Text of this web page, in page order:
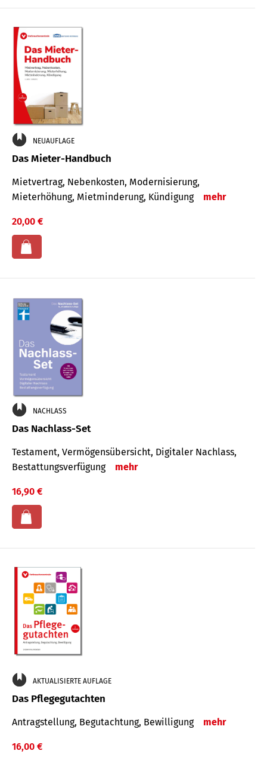
NEUAUFLAGE
Das Mieter-Handbuch
Mietvertrag, Nebenkosten, Modernisierung,
Mieterhöhung, Mietminderung, Kündigung
mehr
20,00 €
NACHLASS
Das Nachlass-Set
Testament, Vermögens­übersicht, Digitaler Nach­lass,
Bestat­tungs­ver­fügung
mehr
16,90 €
AKTUALISIERTE AUFLAGE
Das Pflegegutachten
Antragstellung, Begutachtung, Bewilligung mehr
16,00 €